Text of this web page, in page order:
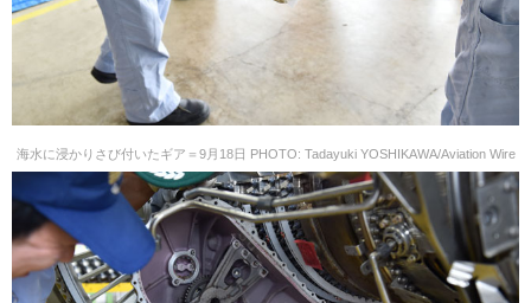
海水に浸かりさび付いたギア＝9月18日 PHOTO: Tadayuki YOSHIKAWA/Aviation Wire